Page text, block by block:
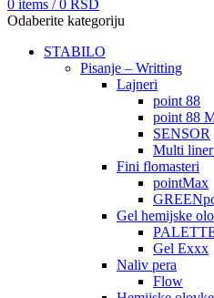
0 items / 0 RSD
Odaberite kategoriju
STABILO
Pisanje – Writting
Lajneri
point 88
point 88
SENSOR
Multi
Fini flomasteri
pointMax
Gel hemijske
Gel Exxx
Naliv pera
Flow